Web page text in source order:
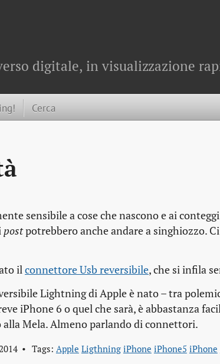
digitale, in visualizzazione
Cerca
sensibile a cose che nascono e ai
postpotrebbero anche andare a singhiozzo.
ilconnettore Usb reversibile, che si infila
Lightning di Apple è nato – tra
iPhone 6 o quel che sarà, è abbastanza
Mela. Almeno parlando di connettori.
Tags: Apple Ligthning iPhone iPhone5 iPhone